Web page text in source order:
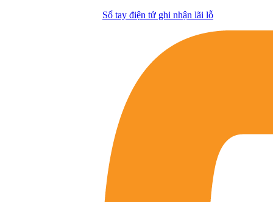
Sổ tay điện tử ghi nhận lãi lỗ